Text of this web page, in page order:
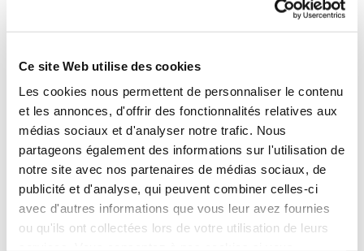
Ce site Web utilise des cookies
Les cookies nous permettent de personnaliser le contenu
et les annonces, d'offrir des fonctionnalités relatives aux
médias sociaux et d'analyser notre trafic. Nous
partageons également des informations sur l'utilisation de
notre site avec nos partenaires de médias sociaux, de
publicité et d'analyse, qui peuvent combiner celles-ci
avec d'autres informations que vous leur avez fournies
ou qu'ils ont collectées lors de votre utilisation de leurs
Thermalisme
pédiatrique : mode
Thermes & vous, le
magazine des curistes